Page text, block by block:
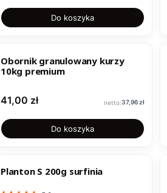
Do koszyka
Obornik granulowany kurzy
10kg premium
Cena
41,00 zł Cena
37,96 zł
Do koszyka
Planton S 200g surfinia